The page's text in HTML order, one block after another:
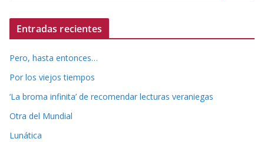
Entradas recientes
Pero, hasta entonces…
Por los viejos tiempos
‘La broma infinita’ de recomendar lecturas veraniegas
Otra del Mundial
Lunática